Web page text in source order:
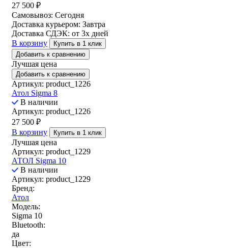
27 500 ₽
Самовывоз: Сегодня
Доставка курьером: Завтра
Доставка СДЭК: от 3х дней
В корзину
Купить в 1 клик
Добавить к сравнению
Лучшая цена
Добавить к сравнению
Артикул: product_1226
Атол Sigma 8
В наличии
Артикул: product_1226
27 500 ₽
В корзину
Купить в 1 клик
Лучшая цена
Артикул: product_1229
АТОЛ Sigma 10
В наличии
Артикул: product_1229
Бренд:
Атол
Модель:
Sigma 10
Bluetooth:
да
Цвет: